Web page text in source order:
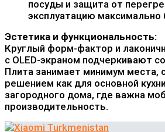
посуды и защита от
эксплуатацию максимально
Эстетика и функциональность:
Круглый форм-фактор и
с OLED-экраном подчеркивают
Плита занимает минимум места,
решением как для основной
загородного дома, где важна
производительность.